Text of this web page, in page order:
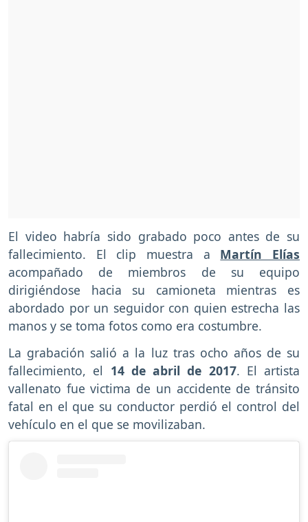
El video habría sido grabado poco antes de su
fallecimiento. El clip muestra a
Martín Elías
acompañado de miembros de su equipo
dirigiéndose hacia su camioneta mientras es
abordado por un seguidor con quien estrecha las
manos y se toma fotos como era costumbre.
La grabación salió a la luz tras ocho años de su
fallecimiento, el 14 de abril de 2017. El artista
vallenato fue victima de un accidente de tránsito
fatal en el que su conductor perdió el control del
vehículo en el que se movilizaban.